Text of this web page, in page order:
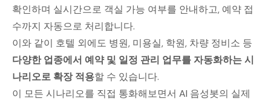
확인하며 실시간으로 객실 가능 여부를 안내하고, 예약 접
수까지 자동으로 처리합니다.
이와 같이 호텔 외에도 병원, 미용실, 학원, 차량 정비소 등
다양한 업종에서 예약 및 일정 관리 업무를 자동화하는 시
나리오로 확장 적용할 수 있습니다.
이 모든 시나리오를 직접 통화해보면서 AI 음성봇의 실제